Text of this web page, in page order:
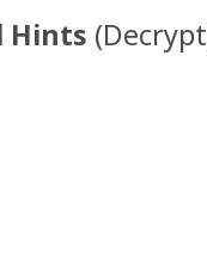
Hints (Decrypt